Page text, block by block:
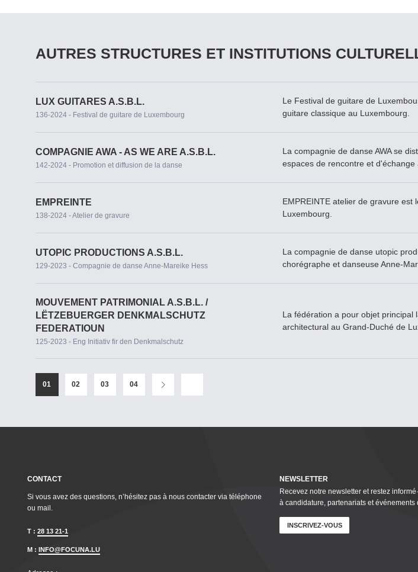
AUTRES STRUCTURES ET INSTITUTIONS
LUX GUITARES A.S.B.L.
136-2024 - Festival de guitare de Luxembourg
Le Festival de guitare de
guitare classique au Luxembourg.
COMPAGNIE AWA - AS WE ARE A.S.B.L.
142-2024 - Promotion et diffusion de la danse
La compagnie de danse AWA se
espaces de rencontre et
EMPREINTE
138-2024 - Atelier de gravure
EMPREINTE atelier de gravure est
Luxembourg.
UTOPIC PRODUCTIONS A.S.B.L.
129-2023 - Compagnie de danse Anne-Mareike Hess
La compagnie de danse utopic
chorégraphe et danseuse Anne-
MOUVEMENT PATRIMONIAL A.S.B.L. /
LËTZEBUERGER DENKMALSCHUTZ
FEDERATIOUN
125-2023 - Eng Initiativ fir den Denkmalschutz
La fédération a pour objet principal
architectural au Grand-­Duché de
01 02 03 04
CONTACT
Si vous avez des questions, n’hésitez pas à nous contacter via téléphone
ou mail.
T : 28 13 21-1
M : INFO@FOCUNA.LU
NEWSLETTER
Recevez notre newsletter et restez
à candidature, parte­nar­i­ats et événements
INSCRIVEZ-VOUS